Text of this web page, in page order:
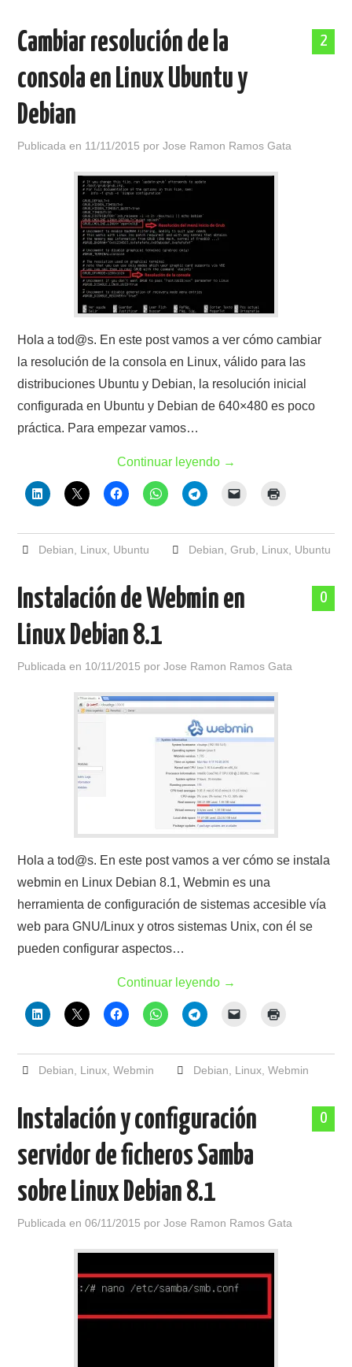
2
Cambiar resolución de la
consola en Linux Ubuntu y
Debian
Publicada en 11/11/2015 porJose Ramon Ramos Gata
Hola a tod@s. En este post vamos a ver cómo cambiar
la resolución de la consola en Linux, válido para las
distribuciones Ubuntu y Debian, la resolución inicial
configurada en Ubuntu y Debian de 640×480 es poco
práctica. Para empezar vamos…
Continuar leyendo →
Debian Linux, Ubuntu Debian Grub Linux, Ubuntu
0
Instalación de Webmin en
Linux Debian 8.1
Publicada en 10/11/2015 porJose Ramon Ramos Gata
Hola a tod@s. En este post vamos a ver cómo se instala
webmin en Linux Debian 8.1, Webmin es una
herramienta de configuración de sistemas accesible vía
web para GNU/Linux y otros sistemas Unix, con él se
pueden configurar aspectos…
Continuar leyendo →
Debian Linux, Webmin Debian Linux, Webmin
0
Instalación y configuración
servidor de ficheros Samba
sobre Linux Debian 8.1
Publicada en06/11/2015 porJose Ramon Ramos Gata